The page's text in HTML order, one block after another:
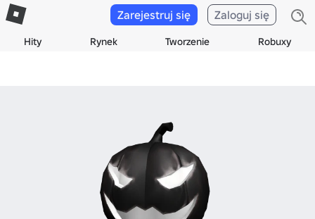
Hity Rynek Tworzenie Robuxy
Zarejestruj się Zaloguj się